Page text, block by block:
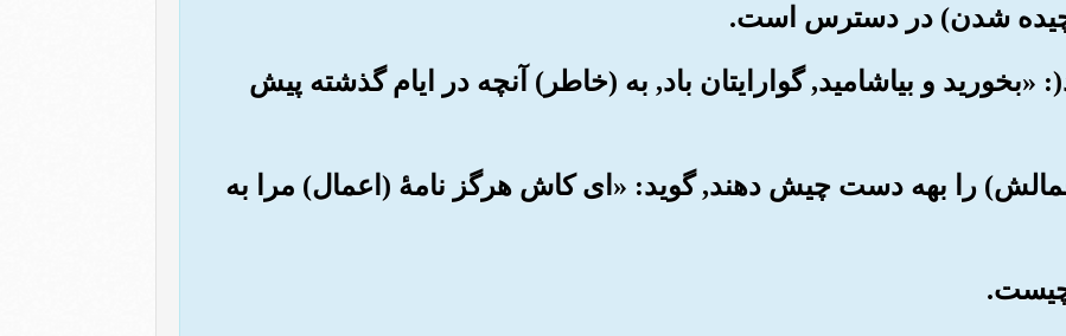
«بخورید و بیاشامید, گوارایتان باد, به (خاطر) آنچه در ایام گذشته پیش
را بهه دست چیش دهند, گوید: «ای کاش هرگز نامۀ (اعمال) مرا به